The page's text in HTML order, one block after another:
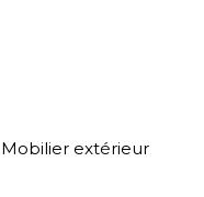
extérieur